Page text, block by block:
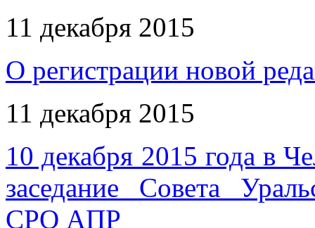
11 декабря 2015
О регистрации новой
11 декабря 2015
10 декабря 2015 года в
заседание Совета
СРО АПР